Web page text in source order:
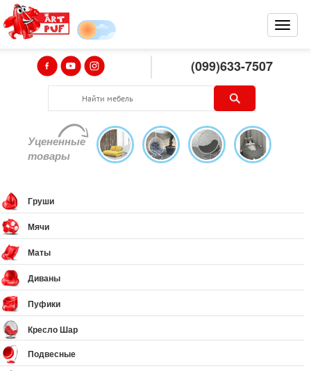
(099)633-7507
Уцененные
товары
Груши
Мячи
Маты
Диваны
Пуфики
Кресло Шар
Подвесные